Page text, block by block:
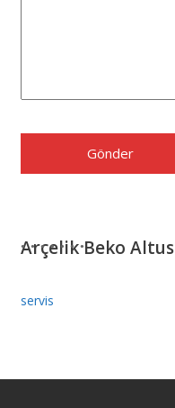
Arçelik Beko Altus
servis